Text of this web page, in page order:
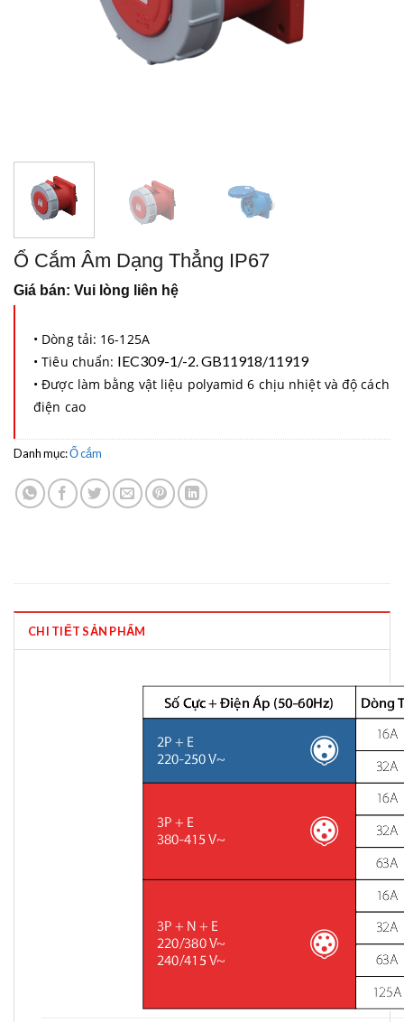
Ổ Cắm Âm Dạng Thẳng IP67
Giá bán: Vui lòng liên hệ
• Dòng tải: 16-125A
• Tiêu chuẩn: IEC309-1/-2. GB11918/11919
• Được làm bằng vật liệu polyamid 6 chịu nhiệt và độ cách
điện cao
Danh mục:Ổ cắm
CHI TIẾT SẢN PHẨM